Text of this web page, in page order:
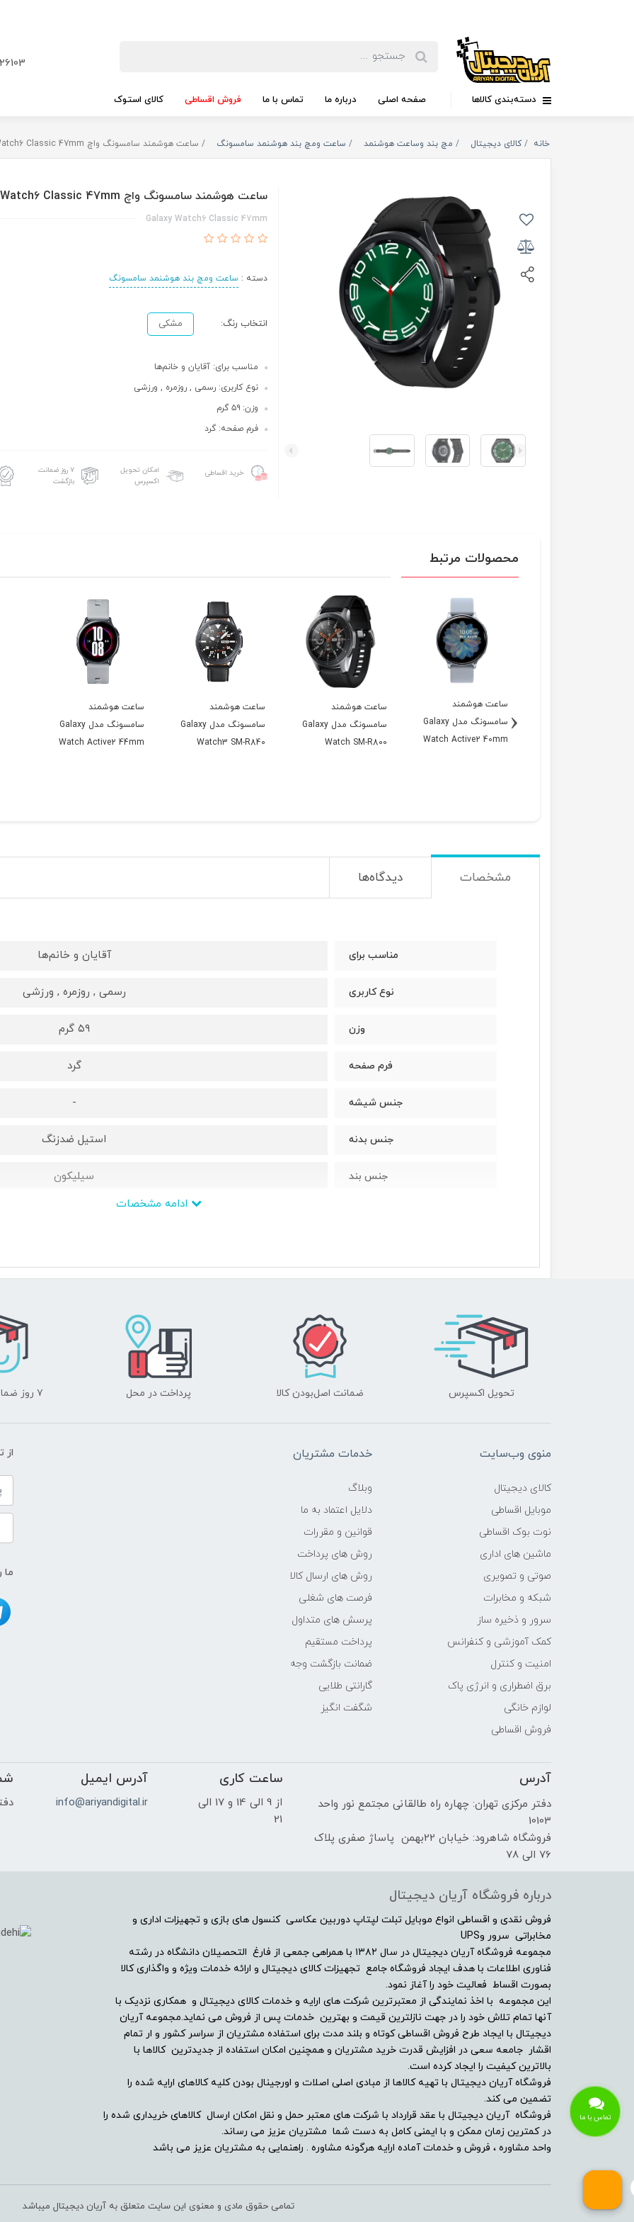
دسته‌بندی کالاها صفحه اصلی درباره ما تماس با ما فروش اقساطی کالای استوک
خانه کالای دیجیتال مچ بند وساعت هوشنمد ساعت ومچ بند هوشنمد سامسونگ ساعت هوشمند سامسونگ واچ Galaxy Watch6 Classic 47mm
ساعت هوشمند سامسونگ واچ Galaxy Watch6 Classic 47mm
Galaxy Watch6 Classic 47mm
دسته : ساعت ومچ بند هوشنمد سامسونگ
انتخاب رنگ: مشکی
مناسب برای: آقایان و خانم‌ها
نوع کاربری: رسمی , روزمره , ورزشی
وزن: ۵۹ گرم
فرم صفحه: گرد
خرید اقساطی
امکان تحویل
اکسپرس
۷ روز ضمانت
بازگشت
محصولات مرتبط
ساعت هوشمند
سامسونگ مدل Galaxy
Watch Active2 40mm
ساعت هوشمند
سامسونگ مدل Galaxy
Watch SM-R800
ساعت هوشمند
سامسونگ مدل Galaxy
Watch3 SM-R840
ساعت هوشمند
سامسونگ مدل Galaxy
Watch Active2 44mm
‹
مشخصات دیدگاه‌ها
مناسب برای آقایان و خانم‌ها
نوع کاربری رسمی , روزمره , ورزشی
وزن ۵۹ گرم
فرم صفحه گرد
جنس شیشه -
جنس بدنه استیل ضدزنگ
جنس بند سیلیکون
تراکم پیکسلی صفحه نمایش
نوع صفحه نمایش اصلی
اندازه صفحه نمایش
قابلیت نصب سیم کارت
GPS
سیستم عامل
سایر مشخصات سخت افزاری
اتصالات -
پردازنده
قابلیت مکالمه مستقیم
قابلیت های ویژه
قابلیت مکالمه از طریق بلوتوث
زبان‌های قابل پشتیبانی در
اعلان و پیام
تحویل اکسپرس ضمانت اصل‌بودن کالا پرداخت در محل ۷ روز ضمانت بازگشت
منوی وب‌سایت
کالای دیجیتال
موبایل اقساطی
نوت بوک اقساطی
ماشین های اداری
صوتی و تصویری
شبکه و مخابرات
سرور و ذخیره ساز
کمک آموزشی و کنفرانس
امنیت و کنترل
برق اضطراری و انرژی پاک
لوازم خانگی
فروش اقساطی
خدمات مشتریان
وبلاگ
دلایل اعتماد به ما
قوانین و مقررات
روش های پرداخت
روش های ارسال کالا
فرصت های شغلی
پرسش های متداول
پرداخت مستقیم
ضمانت بازگشت وجه
گارانتی طلایی
شگفت انگیز
از
ما
آدرس
دفتر مرکزی تهران: چهاره راه طالقانی مجتمع نور واحد
10103
فروشگاه شاهرود: خیابان 22بهمن پاساژ صفری پلاک
76 الی 78
ساعت کاری
از 9 الی 14 و 17 الی
21
آدرس ایمیل
info@ariyandigital.ir
درباره فروشگاه آریان دیجیتال
فروش نقدی و اقساطی انواع موبایل تبلت لپتاپ دوربین عکاسی کنسول های بازی و تجهیزات اداری و
مخابراتی سرور وUPS
مجموعه فروشگاه آریان دیجیتال در سال ۱۳۸۲ با همراهی جمعی از فارغ التحصیلان دانشگاه در رشته
فناوری اطلاعات با هدف ایجاد فروشگاه جامع تجهیزات کالای دیجیتال و ارائه خدمات ویژه و واگذاری کالا
بصورت اقساط فعالیت خود را آغاز نمود.
این مجموعه با اخذ نمایندگی از معتبرترین شرکت های ارایه و خدمات کالای دیجیتال و همکاری نزدیک با
آنها تمام تلاش خود را در جهت نازلترین قیمت و بهترین خدمات پس از فروش می نماید.مجموعه آریان
دیجیتال با ایجاد طرح فروش اقساطی کوتاه و بلند مدت برای استفاده مشتریان از سراسر کشور و ار تمام
اقشار جامعه سعی در افزایش قدرت خرید مشتریان و همچنین امکان استفاده از جدیدترین کالاها با
بالاترین کیفیت را ایجاد کرده است.
فروشگاه آریان دیجیتال با تهیه کالاها از مبادی اصلی اصلات و اورجینال بودن کلیه کالاهای ارایه شده را
تضمین می کند.
فروشگاه آریان دیجیتال با عقد قرارداد با شرکت های معتبر حمل و نقل امکان ارسال کالاهای خریداری شده را
در کمترین زمان ممکن و با ایمنی کامل به دست شما مشتریان عزیز می رساند.
واحد مشاوره ، فروش و خدمات آماده ارایه هرگونه مشاوره . راهنمایی به مشتریان عزیز می باشد
تمامی حقوق مادی و معنوی این سایت متعلق به آریان دیجیتال میباشد
تماس با ما